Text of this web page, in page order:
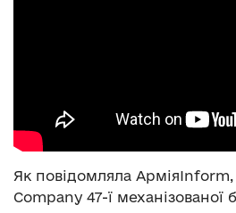
Як повідомляла
Company 47-ї механізованої